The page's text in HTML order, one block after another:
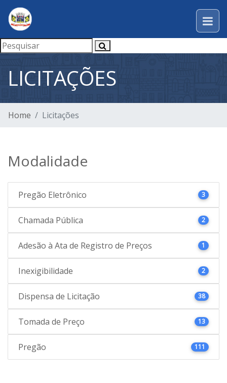
LICITAÇÕES
Home Licitações
Modalidade
Pregão Eletrônico 3
Chamada Pública 2
Adesão à Ata de Registro de Preços 1
Inexigibilidade 2
Dispensa de Licitação 38
Tomada de Preço 13
Pregão 111